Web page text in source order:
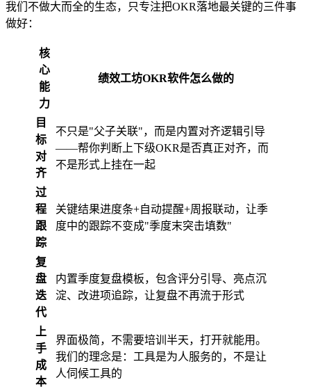
我们不做大而全的生态，只专注把OKR落地最关键的三件事
做好：
核
心
能
力
绩效工坊OKR软件怎么做的
目
标
对
齐
不只是"父子关联"，而是内置对齐逻辑引导
——帮你判断上下级OKR是否真正对齐，而
不是形式上挂在一起
过
程
跟
踪
关键结果进度条+自动提醒+周报联动，让季
度中的跟踪不变成"季度末突击填数"
复
盘
迭
代
内置季度复盘模板，包含评分引导、亮点沉
淀、改进项追踪，让复盘不再流于形式
上
手
成
本
界面极简，不需要培训半天，打开就能用。
我们的理念是：工具是为人服务的，不是让
人伺候工具的